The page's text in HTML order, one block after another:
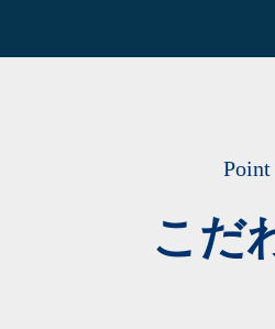
Point
こだ